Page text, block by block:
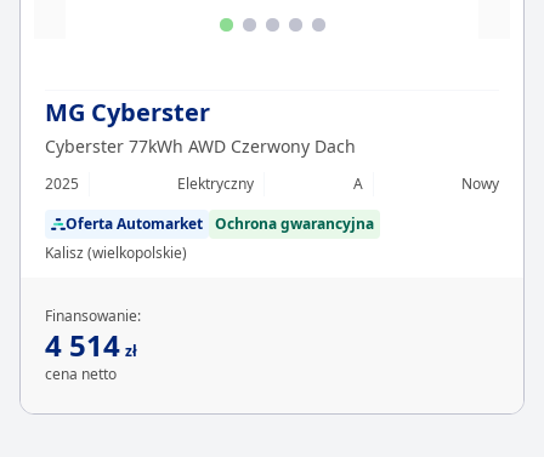
MG Cyberster
Cyberster 77kWh AWD Czerwony Dach
2025 Elektryczny A
Nowy
Oferta Automarket Ochrona gwarancyjna
Kalisz (wielkopolskie)
Finansowanie:
4 514 zł
cena netto